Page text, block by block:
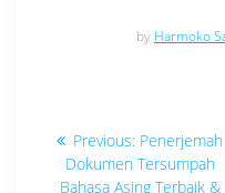
by Harmoko
Navigasi
pos
Previous: Previous
post:
Penerjemah
Dokumen Tersumpah
Bahasa Asing Terbaik &